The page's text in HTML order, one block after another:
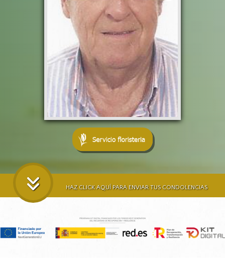
HAZ CLICK AQUÍ PARA ENVIAR TUS CONDOLENCIAS